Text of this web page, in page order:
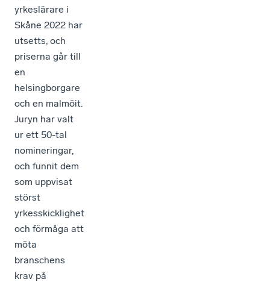
yrkeslärare i
Skåne 2022 har
utsetts, och
priserna går till
en
helsingborgare
och en malmöit.
Juryn har valt
ur ett 50-tal
nomineringar,
och funnit dem
som uppvisat
störst
yrkesskicklighet
och förmåga att
möta
branschens
krav på